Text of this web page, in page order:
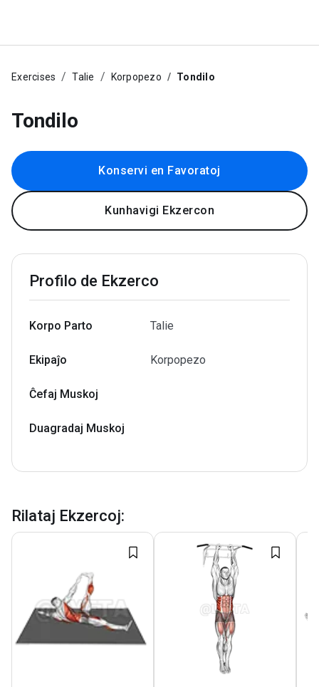
Exercises Talie Korpopezo Tondilo
Tondilo
Konservi en Favoratoj
Kunhavigi Ekzercon
Profilo de Ekzerco
Korpo Parto Talie
Ekipaĵo Korpopezo
Ĉefaj Muskoj
Duagradaj Muskoj
Rilataj Ekzercoj: